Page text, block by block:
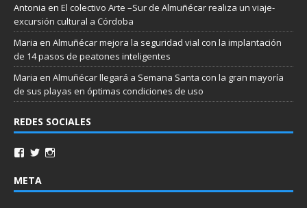
Antonia en El colectivo Arte –Sur de Almuñécar realiza un viaje-
excursión cultural a Córdoba
Maria en Almuñécar mejora la seguridad vial con la implantación
de 14 pasos de peatones inteligentes
Maria en Almuñécar llegará a Semana Santa con la gran mayoría
de sus playas en óptimas condiciones de uso
REDES SOCIALES
META